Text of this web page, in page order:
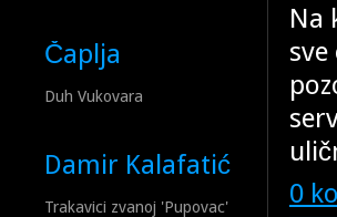
Čaplja
Duh Vukovara
Damir Kalafatić
Trakavici zvanoj 'Pupovac'
Na
0